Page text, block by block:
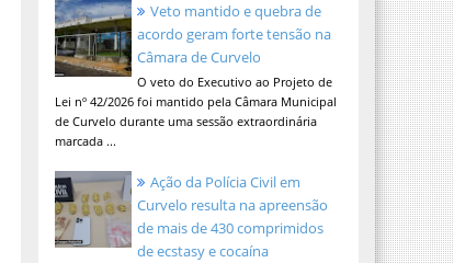
Veto mantido e quebra de
acordo geram forte tensão na
Câmara de Curvelo
O veto do Executivo ao Projeto de
Lei nº 42/2026 foi mantido pela Câmara Municipal
de Curvelo durante uma sessão extraordinária
marcada ...
Ação da Polícia Civil em
Curvelo resulta na apreensão
de mais de 430 comprimidos
de ecstasy e cocaína